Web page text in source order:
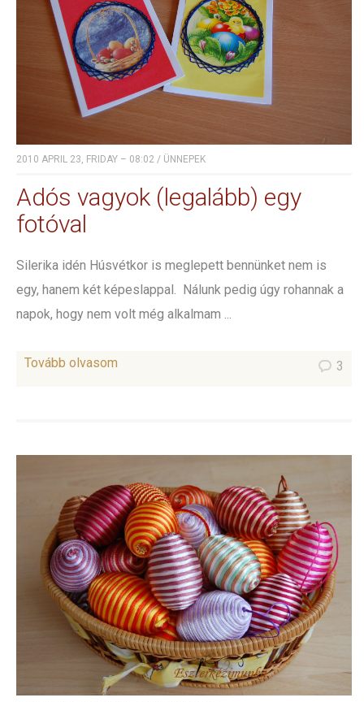
2010 APRIL 23, FRIDAY – 08:02 / ÜNNEPEK
Adós vagyok (legalább) egy
fotóval
Silerika idén Húsvétkor is meglepett bennünket nem is
egy, hanem két képeslappal. Nálunk pedig úgy rohannak a
napok, hogy nem volt még alkalmam ...
Tovább olvasom 3